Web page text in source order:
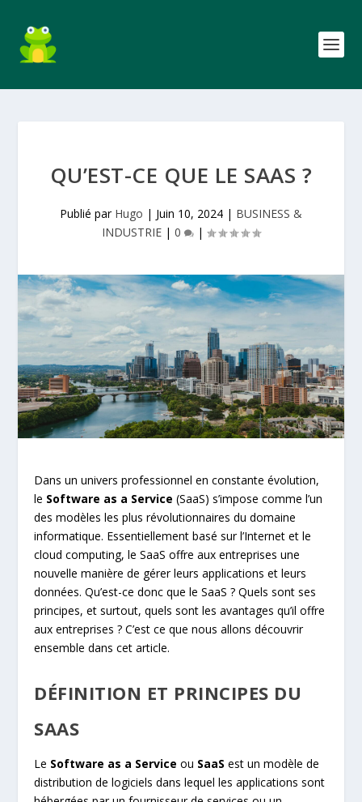
QU’EST-CE QUE LE SAAS ?
Publié par Hugo | Juin 10, 2024 | BUSINESS &
INDUSTRIE | 0 |
Dans un univers professionnel en constante évolution,
le Software as a Service (SaaS) s’impose comme l’un
des modèles les plus révolutionnaires du domaine
informatique. Essentiellement basé sur l’Internet et le
cloud computing, le SaaS offre aux entreprises une
nouvelle manière de gérer leurs applications et leurs
données. Qu’est-ce donc que le SaaS ? Quels sont ses
principes, et surtout, quels sont les avantages qu’il offre
aux entreprises ? C’est ce que nous allons découvrir
ensemble dans cet article.
DÉFINITION ET PRINCIPES DU
SAAS
Le Software as a Service ou SaaS est un modèle de
distribution de logiciels dans lequel les applications sont